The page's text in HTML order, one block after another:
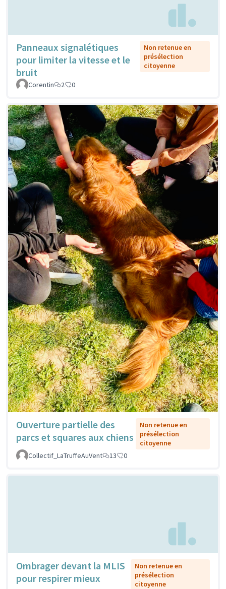
Panneaux signalétiques
pour limiter la vitesse et le
bruit
Non retenue en
présélection
citoyenne
Corentin 2 0
Ouverture partielle des
parcs et squares aux chiens
Non retenue en
présélection
citoyenne
Collectif_LaTruffeAuVent
13 0
Ombrager devant la MLIS
pour respirer mieux
Non retenue en
présélection
citoyenne